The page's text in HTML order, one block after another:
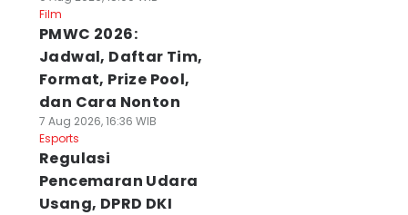
Film
PMWC 2026:
Jadwal, Daftar Tim,
Format, Prize Pool,
dan Cara Nonton
7 Aug 2026, 16:36 WIB
Esports
Regulasi
Pencemaran Udara
Usang, DPRD DKI